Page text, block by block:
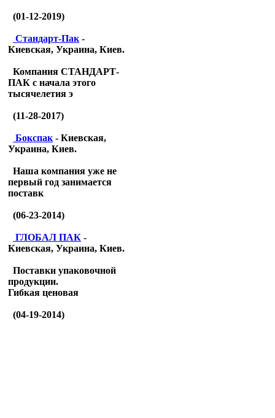
(01-12-2019)
Стандарт-Пак -
Киевская, Украина, Киев.
Компания СТАНДАРТ-
ПАК с начала этого
тысячелетия э
(11-28-2017)
Бокспак - Киевская,
Украина, Киев.
Наша компания уже не
первый год занимается
поставк
(06-23-2014)
ГЛОБАЛ ПАК -
Киевская, Украина, Киев.
Поставки упаковочной
продукции.
Гибкая ценовая
(04-19-2014)